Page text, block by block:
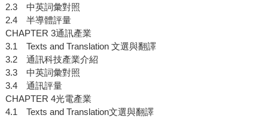
2.3 中英詞彙對照
2.4 半導體評量
CHAPTER 3通訊產業
3.1 Texts and Translation 文選與翻譯
3.2 通訊科技產業介紹
3.3 中英詞彙對照
3.4 通訊評量
CHAPTER 4光電產業
4.1 Texts and Translation文選與翻譯